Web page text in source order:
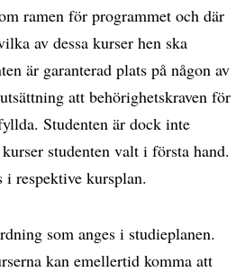
ramen för programmet och där
av dessa kurser hen ska
är garanterad plats på någon av
att behörighetskraven för
Studenten är dock inte
studenten valt i första hand.
i respektive kursplan.
som anges i studieplanen.
kan emellertid komma att